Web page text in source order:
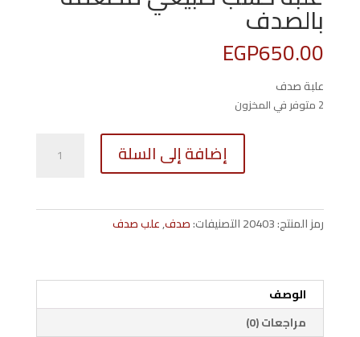
بالصدف
EGP650.00
علبة صدف
2 متوفر في المخزون
مطعمة
إضافة إلى السلة
رمز المنتج:20403التصنيفات:صدف,علب صدف
الوصف
مراجعات (0)